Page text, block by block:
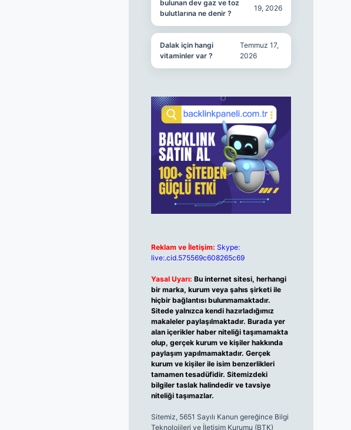
bulunan dev gaz ve toz
bulutlarına ne denir ?
19, 2026
Dalak için hangi
vitaminler var ?
Temmuz 17,
2026
Reklam ve İletişim: Skype:
live:.cid.575569c608265c69
Yasal Uyarı: Bu internet sitesi, herhangi
bir marka, kurum veya şahıs şirketi ile
hiçbir bağlantısı bulunmamaktadır.
Sitede yalnızca kendi hazırladığımız
makaleler paylaşılmaktadır. Burada yer
alan içerikler haber niteliği taşımamakta
olup, gerçek kurum ve kişiler hakkında
paylaşım yapılmamaktadır. Gerçek
kurum ve kişiler ile isim benzerlikleri
tamamen tesadüfidir. Sitemizdeki
bilgiler taslak halindedir ve tavsiye
niteliği taşımazlar.
Sitemiz, 5651 Sayılı Kanun gereğince Bilgi
Teknolojileri ve İletişim Kurumu (BTK)